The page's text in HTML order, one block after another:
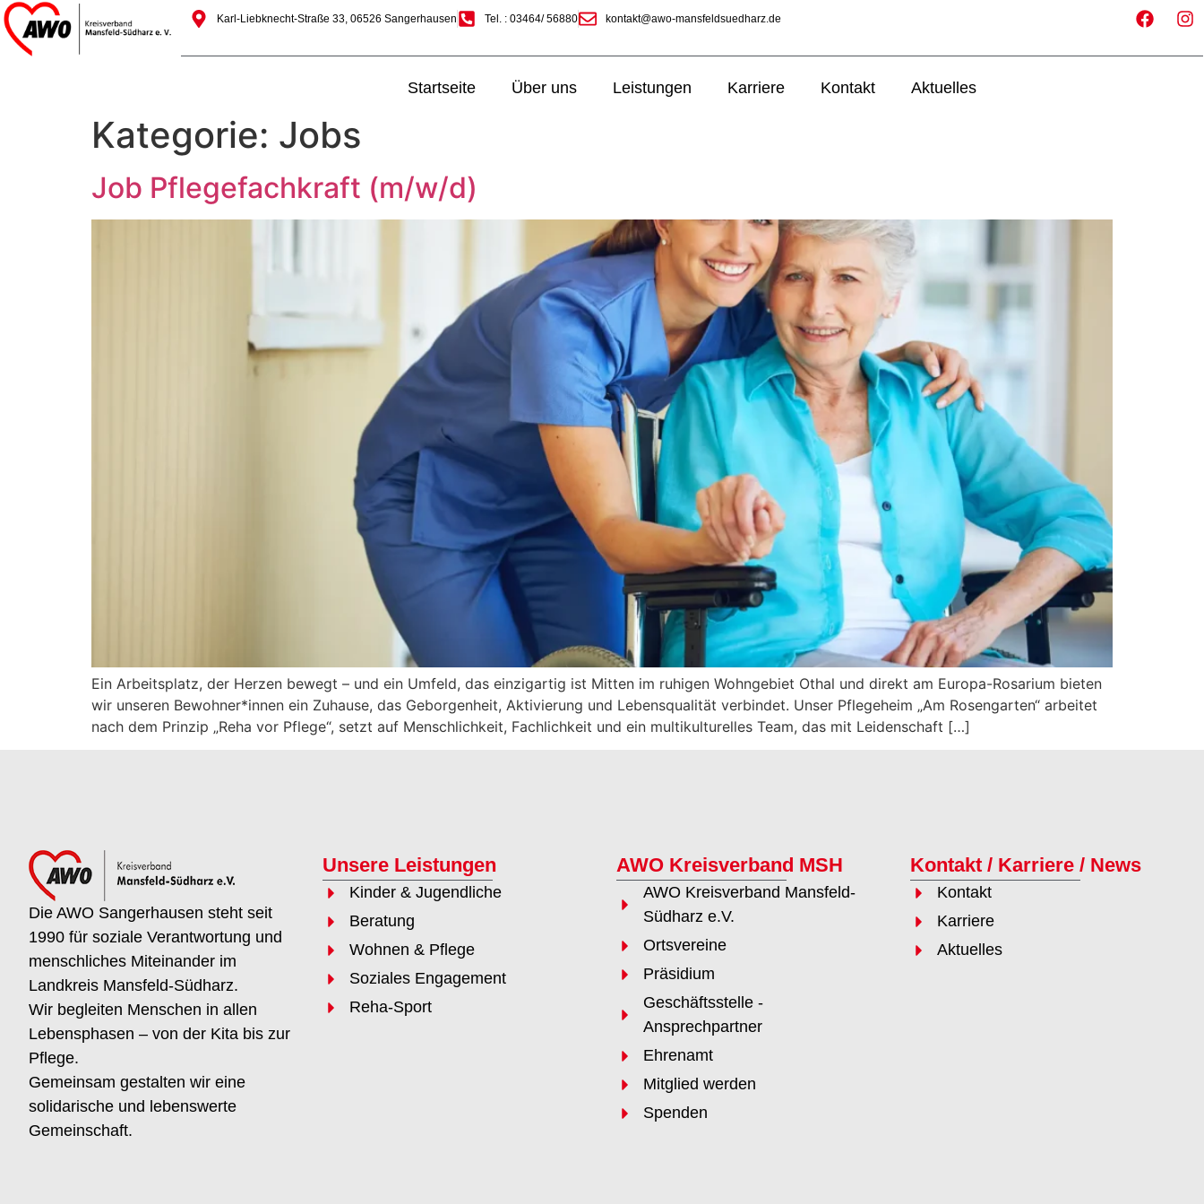
Karl-Liebknecht-Straße 33, 06526 Sangerhausen Tel. : 03464/ 56880 kontakt@awo-mansfeldsuedharz.de
Startseite Über uns Leistungen Karriere Kontakt Aktuelles
Kategorie: Jobs
Job Pflegefachkraft (m/w/d)
Ein Arbeitsplatz, der Herzen bewegt – und ein Umfeld, das einzigartig ist Mitten im ruhigen Wohngebiet Othal und direkt am Europa-Rosarium bieten
wir unseren Bewohner*innen ein Zuhause, das Geborgenheit, Aktivierung und Lebensqualität verbindet. Unser Pflegeheim „Am Rosengarten“ arbeitet
nach dem Prinzip „Reha vor Pflege“, setzt auf Menschlichkeit, Fachlichkeit und ein multikulturelles Team, das mit Leidenschaft […]
Die AWO Sangerhausen steht seit
1990 für soziale Verantwortung und
menschliches Miteinander im
Landkreis Mansfeld-Südharz.
Wir begleiten Menschen in allen
Lebensphasen – von der Kita bis zur
Pflege.
Gemeinsam gestalten wir eine
solidarische und lebenswerte
Gemeinschaft.
Unsere Leistungen
Kinder & Jugendliche
Beratung
Wohnen & Pflege
Soziales Engagement
Reha-Sport
AWO Kreisverband MSH
AWO Kreisverband Mansfeld-
Südharz e.V.
Ortsvereine
Präsidium
Geschäftsstelle -
Ansprechpartner
Ehrenamt
Mitglied werden
Spenden
Kontakt / Karriere / News
Kontakt
Karriere
Aktuelles